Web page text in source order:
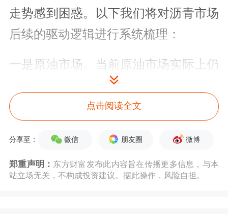
走势感到困惑。以下我们将对沥青市场
后续的驱动逻辑进行系统梳理：
一是原油市场。当前原油市场实际上仍
承受着较大的基本面压力。从确定性角
度评估，油价向下突破前低的可能性已
价大幅上涨，预计后市将继续围绕
60~65美元／桶区间中枢震荡运行。
点击阅读全文
分享至： 微信 朋友圈 微博
郑重声明： 东方财富发布此内容旨在传播更多信息，与本
站立场无关，不构成投资建议。据此操作，风险自担。